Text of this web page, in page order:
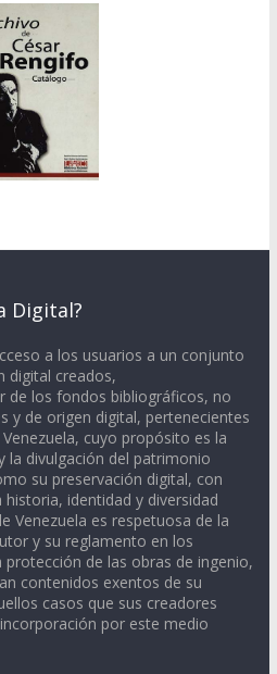
Digital?
a los usuarios a un conjunto
digital creados,
de los fondos bibliográficos, no
y de origen digital, pertenecientes
cuyo propósito es la
la divulgación del patrimonio
su preservación digital, con
identidad y diversidad
Venezuela es respetuosa de la
y su reglamento en los
de las obras de ingenio,
contenidos exentos de su
casos que sus creadores
por este medio